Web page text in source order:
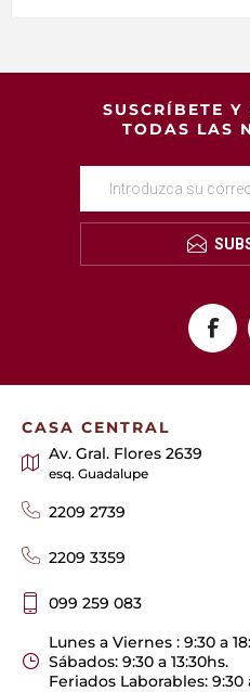
SUSCRÍBETE Y
TODAS LAS
CASA CENTRAL
Av. Gral. Flores 2639
esq. Guadalupe
2209 2739
2209 3359
099 259 083
Lunes a Viernes : 9:30 a
Sábados: 9:30 a 13:30hs.
Feriados Laborables: 9:30